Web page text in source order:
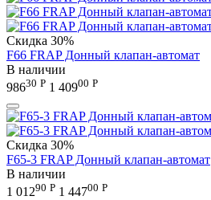
Скидка 30%
F66 FRAP Донный клапан-автомат
В наличии
98630 Р 1 40900 Р
Скидка 30%
F65-3 FRAP Донный клапан-автомат
В наличии
1 01290 Р 1 44700 Р